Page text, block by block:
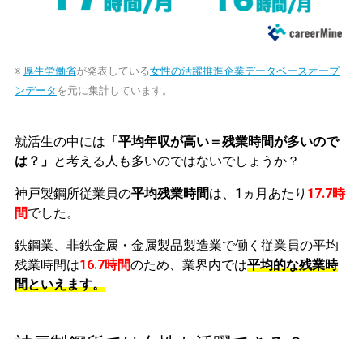
※ 厚生労働省が発表している女性の活躍推進企業データベースオープ
ンデータ を元に集計しています。
就活生の中には 「平均年収が高い＝残業時間が多いので
は？」 と考える人も多いのではないでしょうか？
神戸製鋼所従業員の平均残業時間は、1ヵ月あたり 17.7時
間でした。
鉄鋼業、非鉄金属・金属製品製造業で働く従業員の平均
残業時間は16.7時間のため、業界内では平均的な残業時
間といえます。